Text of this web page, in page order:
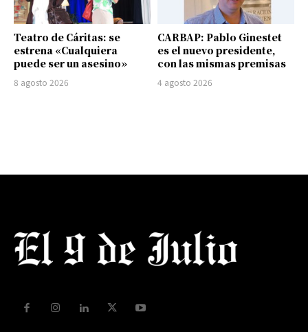
Teatro de Cáritas: se
estrena «Cualquiera
puede ser un asesino»
8 agosto 2026
CARBAP: Pablo Ginestet
es el nuevo presidente,
con las mismas premisas
4 agosto 2026